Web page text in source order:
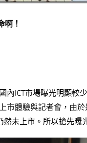
啊！
內ICT市場曝光明顯較
體驗與記者會，由
然未上市。所以搶先